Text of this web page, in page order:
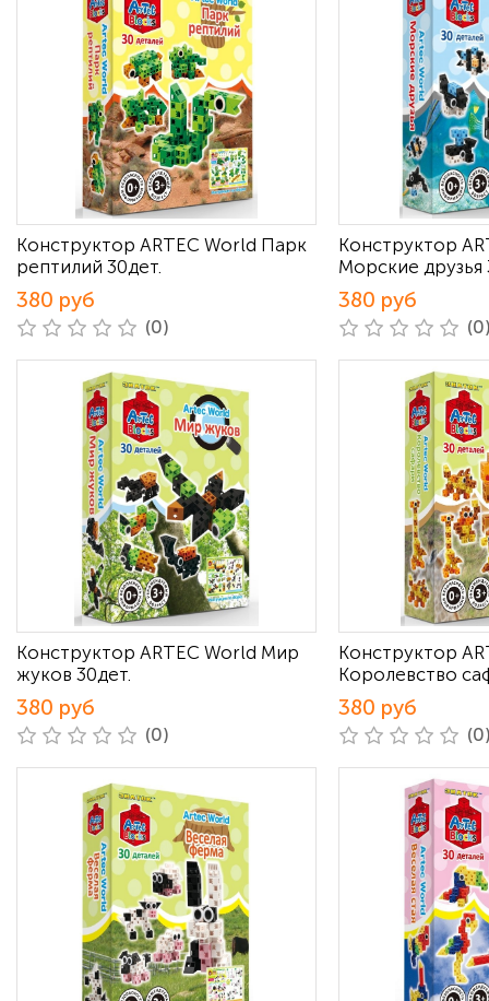
Конструктор ARTEC World Парк
рептилий 30дет.
380 руб
(0)
Конструктор
Морские друзья
380 руб
Конструктор ARTEC World Мир
жуков 30дет.
380 руб
(0)
Конструктор
Королевство
380 руб